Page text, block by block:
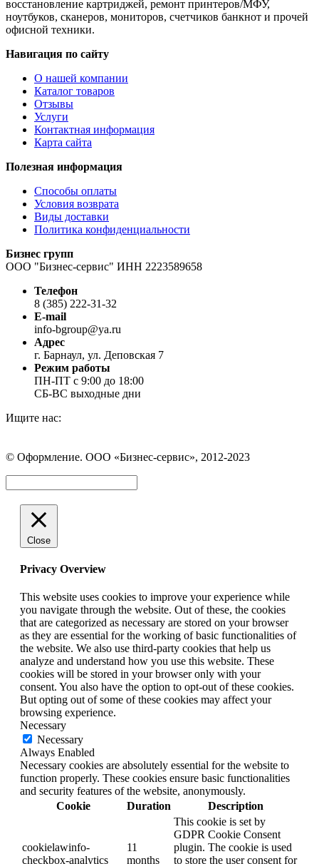
восстановление картриджей, ремонт принтеров/МФУ,
ноутбуков, сканеров, мониторов, счетчиков банкнот и прочей
офисной техники.
Навигация по сайту
О нашей компании
Каталог товаров
Отзывы
Услуги
Контактная информация
Карта сайта
Полезная информация
Способы оплаты
Условия возврата
Виды доставки
Политика конфиденциальности
Бизнес групп
ООО "Бизнес-сервис" ИНН 2223589658
Телефон
8 (385) 222-31-32
E-mail
info-bgroup@ya.ru
Адрес
г. Барнаул, ул. Деповская 7
Режим работы
ПН-ПТ с 9:00 до 18:00
СБ-ВС выходные дни
Ищите нас:
Вконтакте
открывается
в
новом
окне
WhatsApp
открывается
в
новом
окне
Telegram
открывается
в
новом
окне
© Оформление. ООО «Бизнес-сервис», 2012-2023
Close
Privacy Overview
This website uses cookies to improve your experience while
you navigate through the website. Out of these, the cookies
that are categorized as necessary are stored on your browser
as they are essential for the working of basic functionalities of
the website. We also use third-party cookies that help us
analyze and understand how you use this website. These
cookies will be stored in your browser only with your
consent. You also have the option to opt-out of these cookies.
But opting out of some of these cookies may affect your
browsing experience.
Necessary
Necessary
Always Enabled
Necessary cookies are absolutely essential for the website to
function properly. These cookies ensure basic functionalities
and security features of the website, anonymously.
Cookie
Duration Description
cookielawinfo-
checkbox-analytics
11
months
This cookie is set by
GDPR Cookie Consent
plugin. The cookie is used
to store the user consent for